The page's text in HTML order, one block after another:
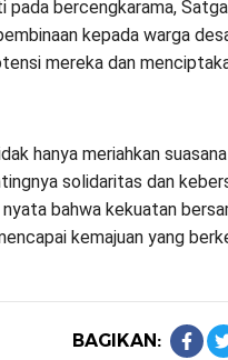
pada bercengkarama,
kepada warga
mereka dan
hanya meriahkan
solidaritas dan
bahwa kekuatan
kemajuan yang
BAGIKAN: